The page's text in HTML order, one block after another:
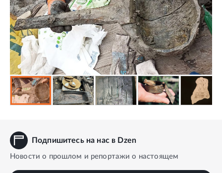
Подпишитесь на нас в Dzen
Новости о прошлом и репортажи о настоящем